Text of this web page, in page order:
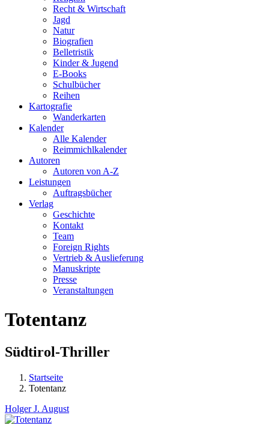
Recht & Wirtschaft
Jagd
Natur
Biografien
Belletristik
Kinder & Jugend
E-Books
Schulbücher
Reihen
Kartografie
Wanderkarten
Kalender
Alle Kalender
Reimmichlkalender
Autoren
Autoren von A-Z
Leistungen
Auftragsbücher
Verlag
Geschichte
Kontakt
Team
Foreign Rights
Vertrieb & Auslieferung
Manuskripte
Presse
Veranstaltungen
Totentanz
Südtirol-Thriller
Sie sind hier
Startseite
Totentanz
Holger J. August